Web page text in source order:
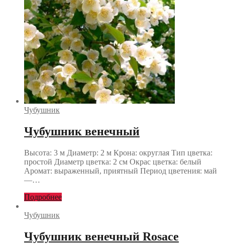
Чубушник
Чубушник венечный
Высота: 3 м Диаметр: 2 м Крона: округлая Тип цветка:
простой Диаметр цветка: 2 см Окрас цветка: белый
Аромат: выраженный, приятный Период цветения: май
—…
Подробнее
Чубушник
Чубушник венечный Rosace